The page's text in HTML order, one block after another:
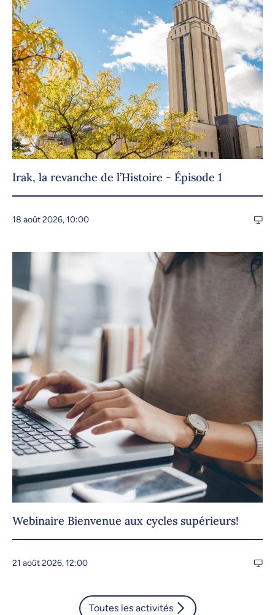
Irak, la revanche de l’Histoire - Épisode 1
18 août 2026, 10:00
Webinaire Bienvenue aux cycles supérieurs!
21 août 2026, 12:00
Toutes les activités